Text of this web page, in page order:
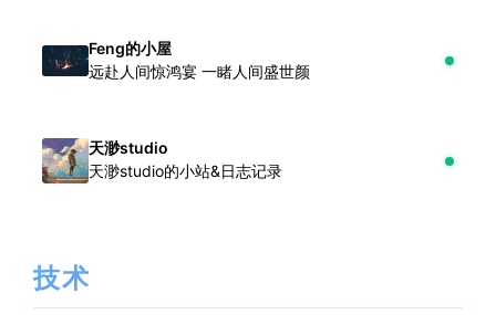
Feng的小屋
远赴人间惊鸿宴 一睹人间盛世颜
天渺studio
天渺studio的小站&日志记录
技术